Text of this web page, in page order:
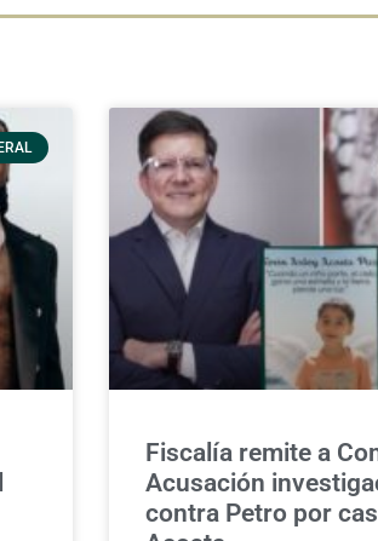
Fiscalía remite a
Acusación
contra Petro por